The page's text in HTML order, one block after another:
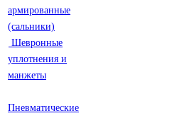
армированные
(сальники)
Шевронные
уплотнения и
манжеты
Пневматические